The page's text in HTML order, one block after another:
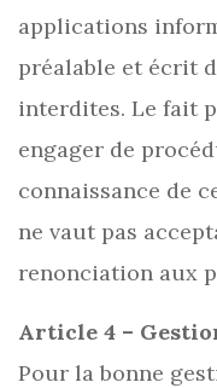
applications
préalable et écrit
interdites. Le fait
engager de
connaissance de
ne vaut pas
renonciation aux
Article 4 –
Pour la bonne